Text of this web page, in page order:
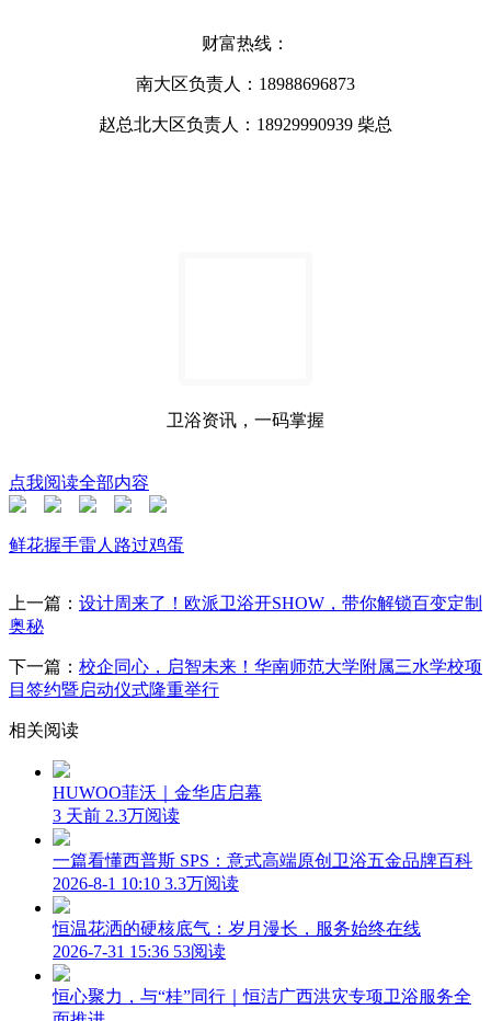
财富热线：
南大区负责人：18988696873
赵总北大区负责人：18929990939 柴总
卫浴资讯，一码掌握
点我阅读全部内容
鲜花握手雷人 路过鸡蛋
上一篇： 设计周来了！欧派卫浴开SHOW，带你解锁百变定制
奥秘
下一篇： 校企同心，启智未来！华南师范大学附属三水学校项
目签约暨启动仪式隆重举行
相关阅读
HUWOO菲沃｜金华店启幕
3 天前 2.3万阅读
一篇看懂西普斯 SPS：意式高端原创卫浴五金品牌百科
2026-8-1 10:10 3.3万阅读
恒温花洒的硬核底气：岁月漫长，服务始终在线
2026-7-31 15:36 53阅读
恒心聚力，与“桂”同行｜恒洁广西洪灾专项卫浴服务全